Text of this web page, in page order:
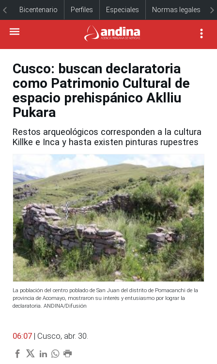
Bicentenario Perfiles Especiales Normas legales
Cusco: buscan declaratoria
como Patrimonio Cultural de
espacio prehispánico Aklliu
Pukara
Restos arqueológicos corresponden a la cultura
Killke e Inca y hasta existen pinturas rupestres
La población del centro poblado de San Juan del distrito de Pomacanchi de la
provincia de Acomayo, mostraron su interés y entusiasmo por lograr la
declaratoria. ANDINA/Difusión
06:07 | Cusco, abr. 30.